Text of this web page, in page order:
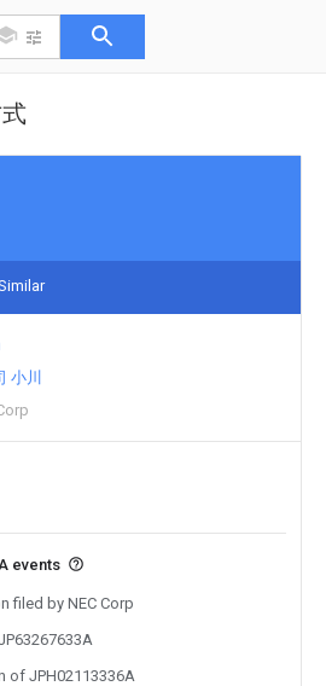
小川
events
filed by NEC Corp
of JPH02113336A